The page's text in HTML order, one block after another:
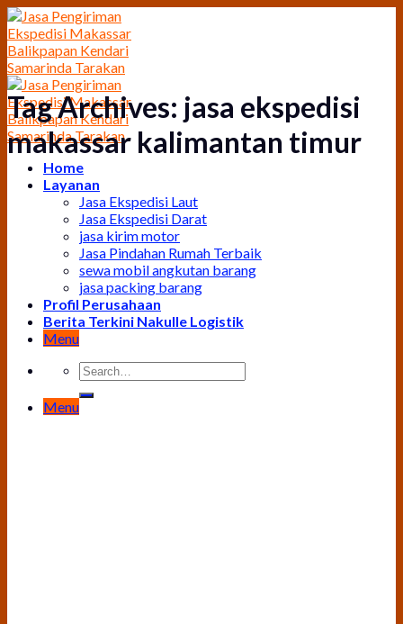
Skip
to
content
Home
Layanan
Jasa Ekspedisi Laut
Jasa Ekspedisi Darat
jasa kirim motor
Jasa Pindahan Rumah Terbaik
sewa mobil angkutan barang
jasa packing barang
Profil Perusahaan
Berita Terkini Nakulle Logistik
Menu
Menu
Tag Archives: jasa ekspedisi
makassar kalimantan timur